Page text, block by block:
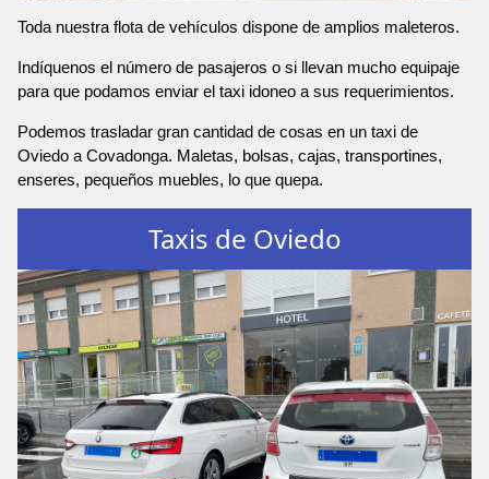
Toda nuestra flota de vehículos dispone de amplios maleteros.
Indíquenos el número de pasajeros o si llevan mucho equipaje
para que podamos enviar el taxi idoneo a sus requerimientos.
Podemos trasladar gran cantidad de cosas en un taxi de
Oviedo a Covadonga. Maletas, bolsas, cajas, transportines,
enseres, pequeños muebles, lo que quepa.
Taxis de Oviedo